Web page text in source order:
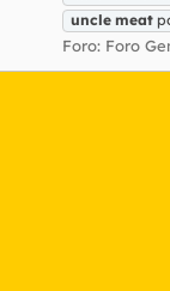
uncle meat
Foro: Foro